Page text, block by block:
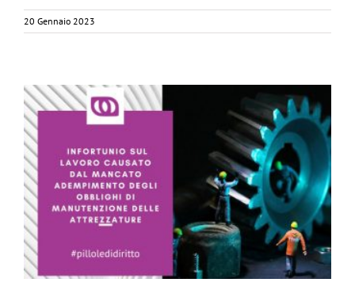
20 Gennaio 2023